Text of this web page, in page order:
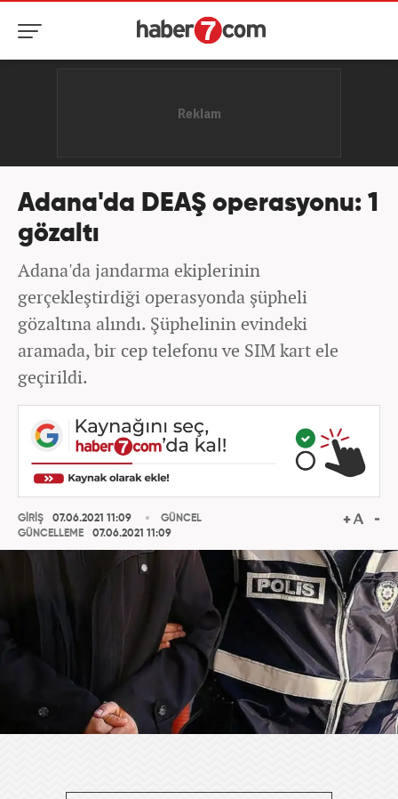
Adana'da DEAŞ operasyonu: 1
gözaltı
Adana'da jandarma ekiplerinin
gerçekleştirdiği operasyonda şüpheli
gözaltına alındı. Şüphelinin evindeki
aramada, bir cep telefonu ve SIM kart ele
geçirildi.
GİRİŞ
07.06.2021 11:09
GÜNCELLEME
07.06.2021 11:09
GÜNCEL